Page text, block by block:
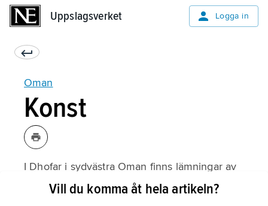
Uppslagsverket Logga in
Oman
Konst
I Dhofar i sydvästra Oman finns lämningar av
befästa städer från 100-talet f.Kr., där också
Vill du komma åt hela artikeln?